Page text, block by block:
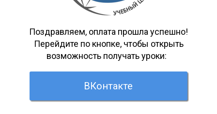
Поздравляем, оплата прошла успешно!
Перейдите по кнопке, чтобы открыть
возможность получать уроки:
ВКонтакте